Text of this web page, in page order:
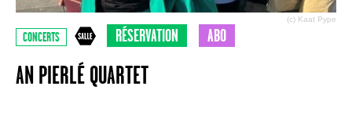
(c) Kaat Pype
CONCERTS RÉSERVATION ABO
AN PIERLÉ QUARTET